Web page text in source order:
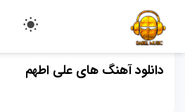
دانلود آهنگ های علی اطهم